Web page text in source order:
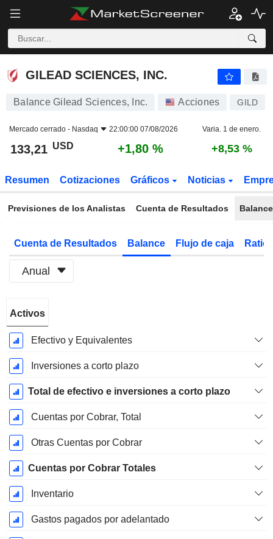
GILEAD SCIENCES, INC.
GILEAD SCIENCES, INC.
Balance Gilead Sciences, Inc. Acciones GILD
Mercado cerrado - Nasdaq 22:00:00 07/08/2026 Varia. 1 de enero.
133,21 USD +1,80 % +8,53 %
Resumen Cotizaciones Gráficos Noticias
Previsiones de los Analistas Cuenta de Resultados Balance
Cuenta de Resultados Balance Flujo de caja
Anual
fiscal:
Diciembre
Activos
Efectivo y Equivalentes
Inversiones a corto plazo
Total de efectivo e inversiones a corto plazo
Cuentas por Cobrar, Total
Otras Cuentas por Cobrar
Cuentas por Cobrar Totales
Inventario
Gastos pagados por adelantado